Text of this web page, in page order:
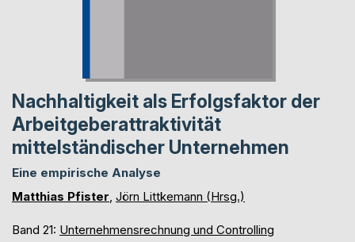
Nachhaltigkeit als Erfolgsfaktor der
Arbeitgeberattraktivität
mittelständischer Unternehmen
Eine empirische Analyse
Matthias Pfister Jörn Littkemann (Hrsg.)
Band 21: Unternehmensrechnung und Controlling